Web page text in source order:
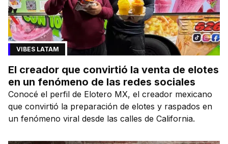
VIBES LATAM
El creador que convirtió la venta de elotes
en un fenómeno de las redes sociales
Conocé el perfil de Elotero MX, el creador mexicano
que convirtió la preparación de elotes y raspados en
un fenómeno viral desde las calles de California.